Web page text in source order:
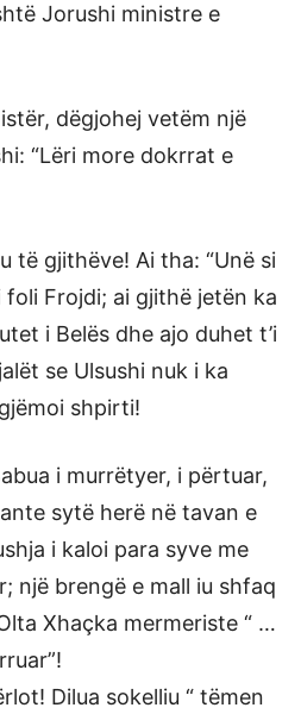
Jorushi ministre e
dëgjohej vetëm një
“Lëri more dokrrat e
të gjithëve! Ai tha: “Unë si
foli Frojdi; ai gjithë jetën ka
i Belës dhe ajo duhet t’i
se Ulsushi nuk i ka
shpirti!
i murrëtyer, i përtuar,
sytë herë në tavan e
i kaloi para syve me
një brengë e mall iu shfaq
Xhaçka mermeriste “ …
Dilua sokelliu “ tëmen